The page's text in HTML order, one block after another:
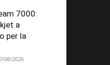
7000:
a
per la
06/2026